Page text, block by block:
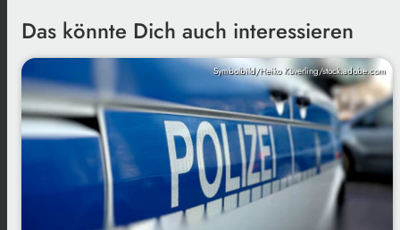
Das könnte Dich auch interessieren
Symbolbild/Heiko Küverling/stock.adobe.com